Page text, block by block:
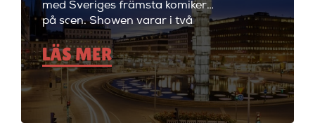
med Sveriges främsta komiker
på scen. Showen varar i två
timmar med en paus, och
efteråt fortsätter kvällen med
cocktails i restaurangdelen.
Perfekt för en dejt eller en kväll
med vänner! Sergel StandUp är
både den perfekta förfesten och
LÄS MER